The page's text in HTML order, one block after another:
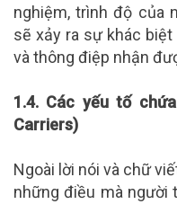
nghiệm, trình độ của
sẽ xảy ra sự khác
và thông điệp nhận
1.4. Các yếu tố
Carriers)
Ngoài lời nói và chữ
những điều mà